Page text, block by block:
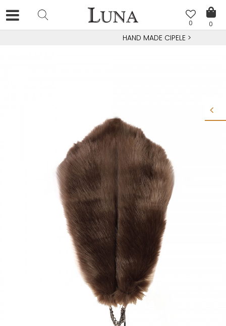
0
0
HAND MADE CIPELE>